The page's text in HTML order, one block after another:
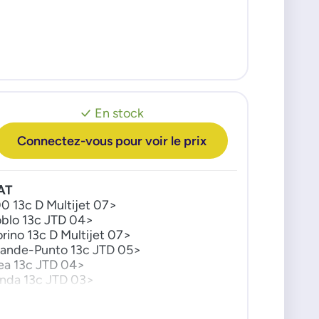
En stock
Connectez-vous pour voir le prix
13c D Multijet 07>
13c JTD 04>
13c D Multijet 07>
Punto 13c JTD 05>
13c JTD 04>
13c JTD 03>